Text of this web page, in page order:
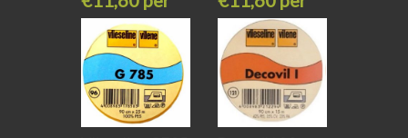
meter
meter